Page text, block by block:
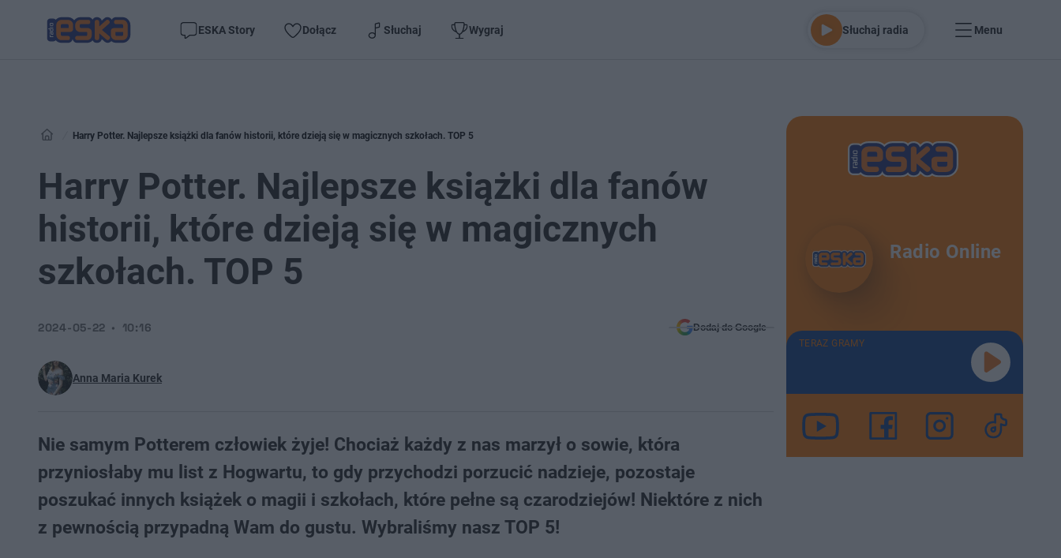
ESKA Story Dołącz Słuchaj Wygraj Słuchaj radia Menu
Harry Potter. Najlepsze książki dla fanów historii, które dzieją się w magicznych szkołach. TOP 5
Harry Potter. Najlepsze książki dla fanów
historii, które dzieją się w magicznych
szkołach. TOP 5
Anna Maria Kurek
2024-05-22 10:16 Dodaj do Google
Nie samym Potterem człowiek żyje! Chociaż każdy z nas marzył o sowie, która
przyniosłaby mu list z Hogwartu, to gdy przychodzi porzucić nadzieje, pozostaje
poszukać innych książek o magii i szkołach, które pełne są czarodziejów! Niektóre z nich
z pewnością przypadną Wam do gustu. Wybraliśmy nasz TOP 5!
Radio Online
TERAZ GRAMY